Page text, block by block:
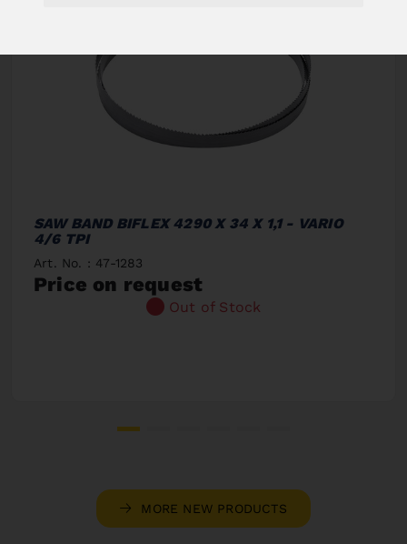
SAW BAND BIFLEX 4290 X 34 X 1,1 - VARIO
4/6 TPI
Art. No. : 47-1283
Price on request
Out of Stock
MORE NEW PRODUCTS